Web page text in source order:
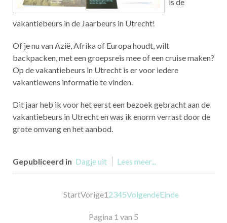
vakantiebeurs in de Jaarbeurs in Utrecht!
Of je nu van Azië, Afrika of Europa houdt, wilt
backpacken, met een groepsreis mee of een cruise maken?
Op de vakantiebeurs in Utrecht is er voor iedere
vakantiewens informatie te vinden.
Dit jaar heb ik voor het eerst een bezoek gebracht aan de
vakantiebeurs in Utrecht en was ik enorm verrast door de
grote omvang en het aanbod.
Gepubliceerd in Dagje uit Lees meer...
StartVorige1 2345VolgendeEinde
Pagina 1 van 5